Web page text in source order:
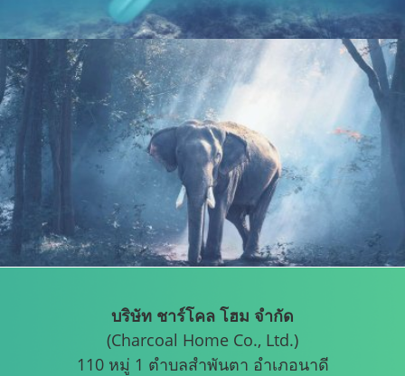
บริษัท ชาร์โคล โฮม จำกัด
(Charcoal Home Co., Ltd.)
110 หมู่ 1 ตำบลสำพันตา อำเภอนาดี